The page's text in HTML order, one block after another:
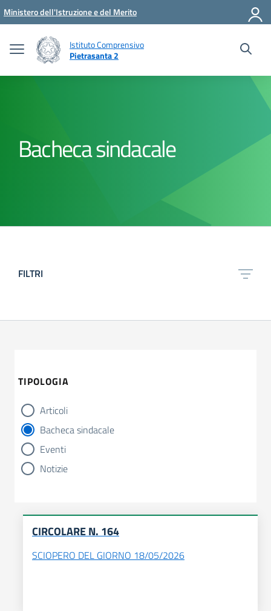
Vai ai contenuti
Vai al menu di navigazione
Vai al footer
Ministero dell'Istruzione e del Merito
Istituto Comprensivo
Pietrasanta 2
Bacheca sindacale
FILTRI
TIPOLOGIA
tipologia di articoli
Articoli
Bacheca sindacale
Eventi
Notizie
CIRCOLARE N. 164
SCIOPERO DEL GIORNO 18/05/2026